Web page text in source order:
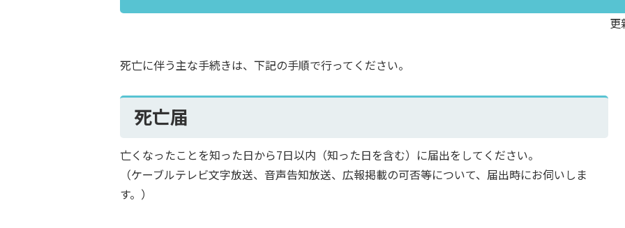
更
死亡に伴う主な手続きは、下記の手順で行ってください。
死亡届
亡くなったことを知った日から7日以内（知った日を含む）に届出をしてください。
（ケーブルテレビ文字放送、音声告知放送、広報掲載の可否等について、届出時にお伺いしま
す。）